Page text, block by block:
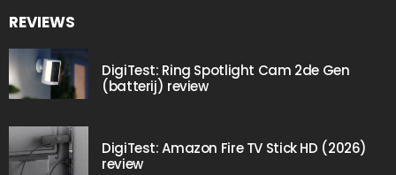
REVIEWS
DigiTest: Ring Spotlight Cam 2de Gen
(batterij) review
DigiTest: Amazon Fire TV Stick HD (2026)
review